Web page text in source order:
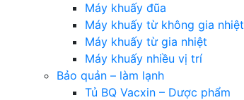
Máy khuấy đũa
Máy khuấy từ không gia nhiệt
Máy khuấy từ gia nhiệt
Máy khuấy nhiều vị trí
Bảo quản – làm lạnh
Tủ BQ Vacxin – Dược phẩm